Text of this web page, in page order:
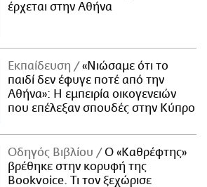
έρχεται στην Αθήνα
Εκπαίδευση
«Νιώσαμε ότι το
παιδί δεν έφυγε ποτέ από την
Αθήνα»: Η εμπειρία οικογενειών
που επέλεξαν σπουδές στην Κύπρο
Οδηγός Βιβλίου
Ο «Καθρέφτης»
βρέθηκε στην κορυφή της
Bookvoice. Τι τον ξεχώρισε